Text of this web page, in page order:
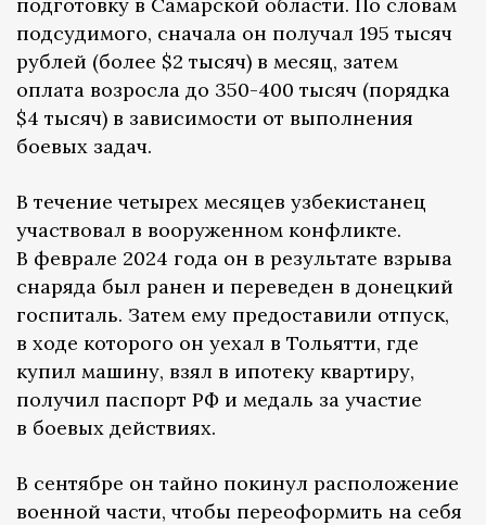
подсудимого, сначала он получал 195 тысяч
рублей (более $2 тысяч) в месяц, затем
оплата возросла до 350-400 тысяч (порядка
$4 тысяч) в зависимости от выполнения
боевых задач.
В течение четырех месяцев узбекистанец
участвовал в вооруженном конфликте.
В феврале 2024 года он в результате взрыва
снаряда был ранен и переведен в донецкий
госпиталь. Затем ему предоставили отпуск,
в ходе которого он уехал в Тольятти, где
купил машину, взял в ипотеку квартиру,
получил паспорт РФ и медаль за участие
в боевых действиях.
В сентябре он тайно покинул расположение
военной части, чтобы переоформить на себя